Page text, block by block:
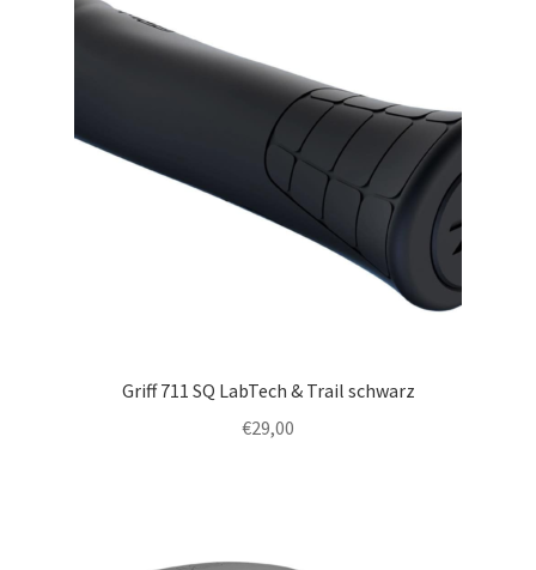
Griff 711 SQ LabTech & Trail schwarz
€29,00